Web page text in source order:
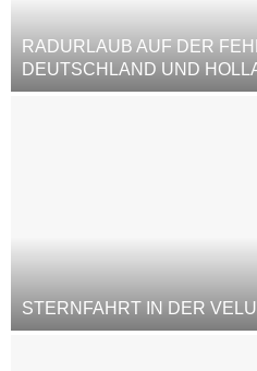
RADURLAUB AUF DER
DEUTSCHLAND UND
STERNFAHRT IN DER